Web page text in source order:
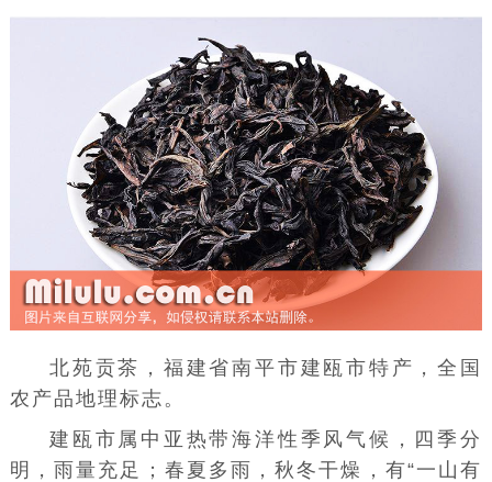
北苑贡茶，福建省南平市建瓯市特产，全国
农产品地理标志。
建瓯市属中亚热带海洋性季风气候，四季分
明，雨量充足；春夏多雨，秋冬干燥，有“一山有